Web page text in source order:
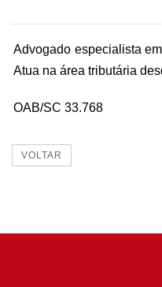
Advogado especialista
Atua na área tributária
OAB/SC 33.768
VOLTAR